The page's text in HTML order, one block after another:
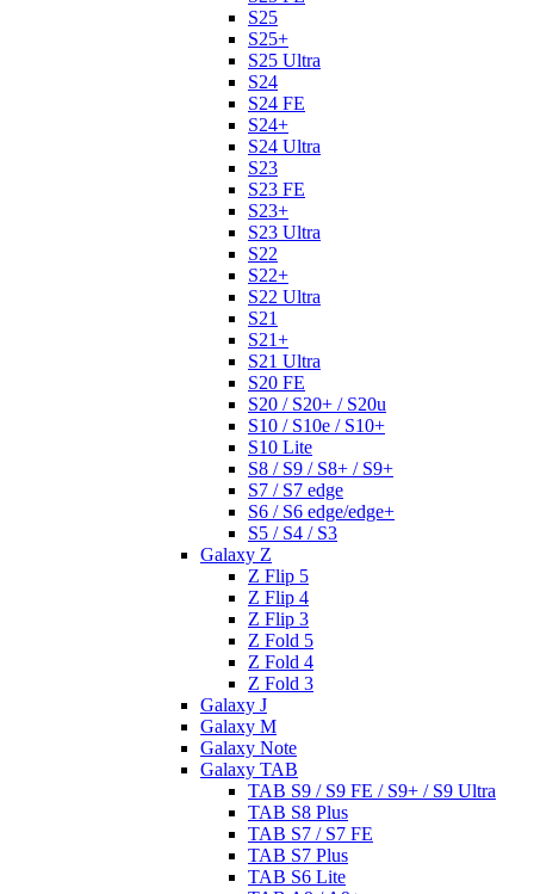
S25
S25+
S25 Ultra
S24
S24 FE
S24+
S24 Ultra
S23
S23 FE
S23+
S23 Ultra
S22
S22+
S22 Ultra
S21
S21+
S21 Ultra
S20 FE
S20 / S20+ / S20u
S10 / S10e / S10+
S10 Lite
S8 / S9 / S8+ / S9+
S7 / S7 edge
S6 / S6 edge/edge+
S5 / S4 / S3
Galaxy Z
Z Flip 5
Z Flip 4
Z Flip 3
Z Fold 5
Z Fold 4
Z Fold 3
Galaxy J
Galaxy M
Galaxy Note
Galaxy TAB
TAB S9 / S9 FE / S9+ / S9 Ultra
TAB S8 Plus
TAB S7 / S7 FE
TAB S7 Plus
TAB S6 Lite